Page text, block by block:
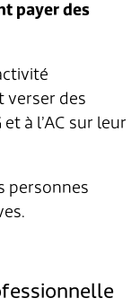
payer des
verser des
et à l’AC sur leur
personnes
civil